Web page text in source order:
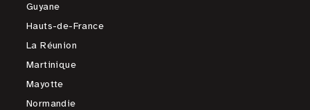
Guyane
Hauts-de-France
La Réunion
Martinique
Mayotte
Normandie